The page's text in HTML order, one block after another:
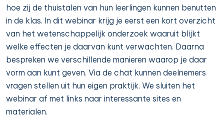
hoe zij de thuistalen van hun leerlingen kunnen benutten
in de klas. In dit webinar krijg je eerst een kort overzicht
van het wetenschappelijk onderzoek waaruit blijkt
welke effecten je daarvan kunt verwachten. Daarna
bespreken we verschillende manieren waarop je daar
vorm aan kunt geven. Via de chat kunnen deelnemers
vragen stellen uit hun eigen praktijk. We sluiten het
webinar af met links naar interessante sites en
materialen.